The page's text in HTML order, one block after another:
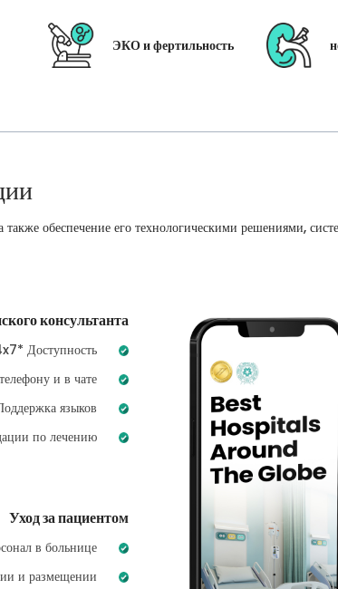
ЭКО и фертильность
обеспечение его технологическими решениями,
консультанта
Доступность
и в чате
языков
по лечению
Уход за пациентом
в больнице
и размещении